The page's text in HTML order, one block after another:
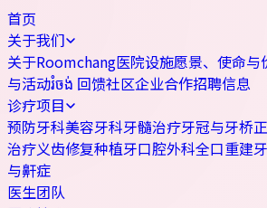
首页
关于我们
关于Roomchang医院设施愿景、使命与
与活动រំចង់ 回馈社区企业合作招聘信息
诊疗项目
预防牙科美容牙科牙髓治疗牙冠与牙桥
治疗义齿修复种植牙口腔外科全口重建
与鼾症
医生团队